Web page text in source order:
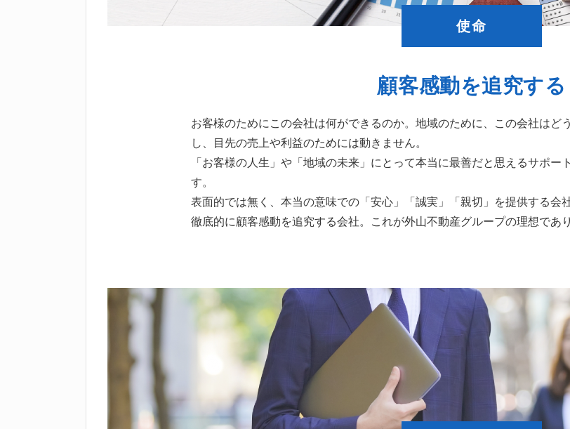
使命
顧客感動を追究する
お客様のためにこの会社は何ができるのか。地域のために、この会社はど
し、目先の売上や利益のためには動きません。
「お客様の人生」や「地域の未来」にとって本当に最善だと思えるサポー
す。
表面的では無く、本当の意味での「安心」「誠実」「親切」を提供する会社
徹底的に顧客感動を追究する会社。これが外山不動産グループの理想であ